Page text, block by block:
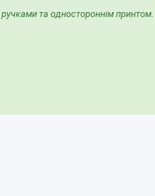
та одностороннім принтом.